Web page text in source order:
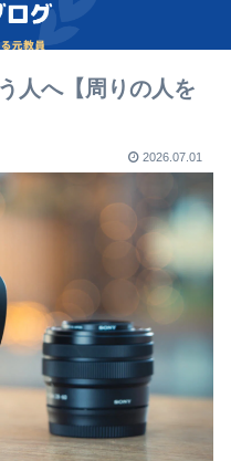
人へ【周りの人を
2026.07.01